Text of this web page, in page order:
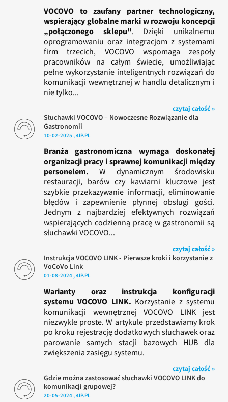
VOCOVO to zaufany partner technologiczny,
wspierający globalne marki w rozwoju koncepcji
„połączonego sklepu". Dzięki unikalnemu
oprogramowaniu oraz integracjom z systemami
firm trzecich, VOCOVO wspomaga zespoły
pracowników na całym świecie, umożliwiając
pełne wykorzystanie inteligentnych rozwiązań do
komunikacji wewnętrznej w handlu detalicznym i
nie tylko...
czytaj całość »
Słuchawki VOCOVO – Nowoczesne Rozwiązanie dla
Gastronomii
10-02-2025 , 4IP.PL
Branża gastronomiczna wymaga doskonałej
organizacji pracy i sprawnej komunikacji między
personelem. W dynamicznym środowisku
restauracji, barów czy kawiarni kluczowe jest
szybkie przekazywanie informacji, eliminowanie
błędów i zapewnienie płynnej obsługi gości.
Jednym z najbardziej efektywnych rozwiązań
wspierających codzienną pracę w gastronomii są
słuchawki VOCOVO...
czytaj całość »
Instrukcja VOCOVO LINK - Pierwsze kroki i korzystanie z
VoCoVo Link
01-08-2024 , 4IP.PL
Warianty oraz instrukcja konfiguracji
systemu VOCOVO LINK. Korzystanie z systemu
komunikacji wewnętrznej VOCOVO LINK jest
niezwykle proste. W artykule przedstawiamy krok
po kroku rejestrację dodatkowych słuchawek oraz
parowanie samych stacji bazowych HUB dla
zwiększenia zasięgu systemu.
czytaj całość »
Gdzie można zastosować słuchawki VOCOVO LINK do
komunikacji grupowej?
20-05-2024 , 4IP.PL